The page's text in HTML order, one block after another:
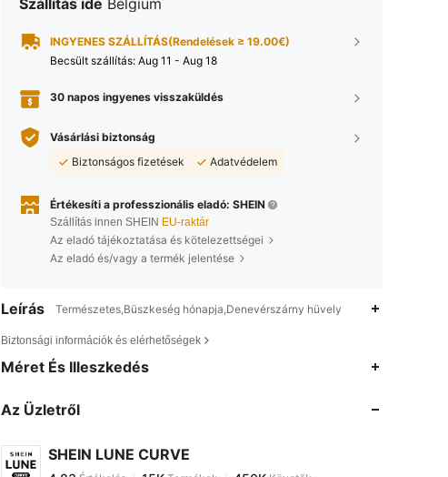
INGYENES SZÁLLÍTÁS(Rendelések ≥ 19.00€)
Becsült szállítás: Aug 11 - Aug 18
30 napos ingyenes visszaküldés
Vásárlási biztonság
Biztonságos fizetések
Adatvédelem
Értékesíti a professzionális eladó: SHEIN
Szállítás innen SHEIN EU-raktár
Az eladó tájékoztatása és kötelezettségei
Az eladó és/vagy a termék jelentése
Leírás Természetes,Büszkeség hónapja,Denevérszárny hüvely
Biztonsági információk és elérhetőségek
Méret És Illeszkedés
Az Üzletről
SHEIN LUNE CURVE
4.83
4.83
4.83 Értékelés 15K